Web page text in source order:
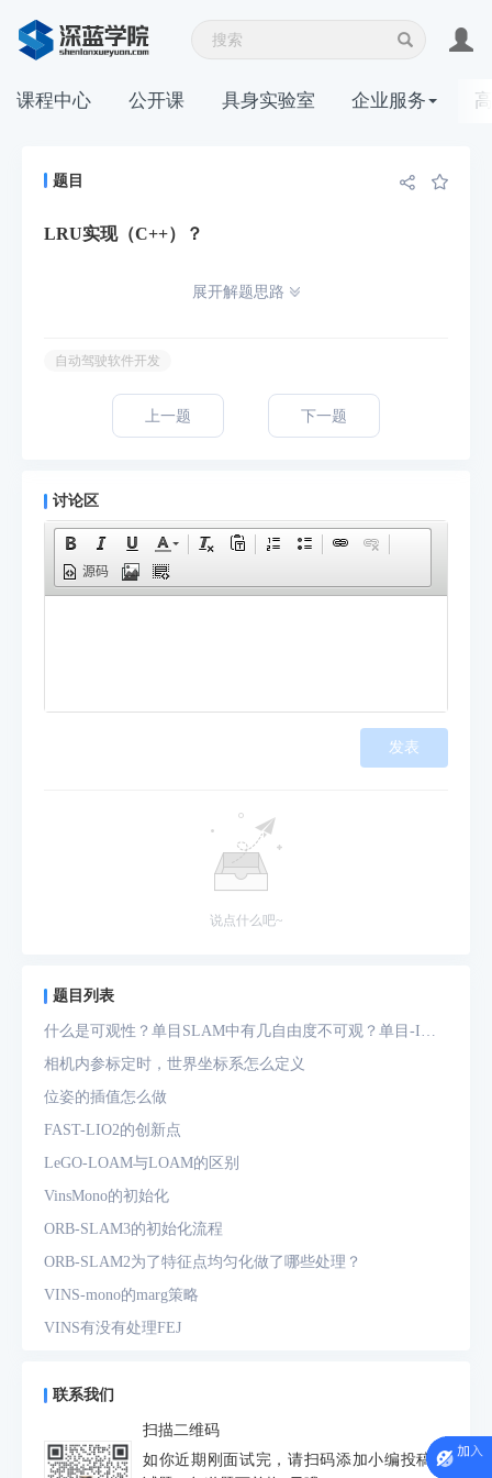
课程中心 公开课 具身实验室 企业服务
题目
LRU实现（C++）？
展开解题思路
自动驾驶软件开发
上一题 下一题
讨论区
源码
发表
说点什么吧~
题目列表
什么是可观性？单目SLAM中有几自由度不可观？单目-IMU
系统中有几自由度不可观？
相机内参标定时，世界坐标系怎么定义
位姿的插值怎么做
FAST-LIO2的创新点
LeGO-LOAM与LOAM的区别
VinsMono的初始化
ORB-SLAM3的初始化流程
ORB-SLAM2为了特征点均匀化做了哪些处理？
VINS-mono的marg策略
VINS有没有处理FEJ
预积分中的bias如何处理
为什么要进行预积分
IMU测量方程是什么？噪声模型是什么？
联系我们
扫描二维码
如你近期刚面试完，请扫码添加小编投稿面